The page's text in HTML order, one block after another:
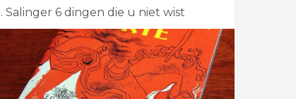
Salinger 6 dingen die u niet wist